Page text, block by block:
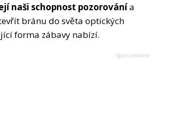
naši schopnost pozorovánía
bránu do světa optických
forma zábavy nabízí.